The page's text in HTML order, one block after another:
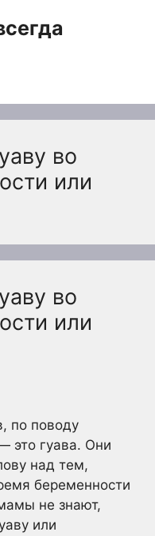
во
или
во
или
по поводу
это гуава. Они
над тем,
беременности
не знают,
или